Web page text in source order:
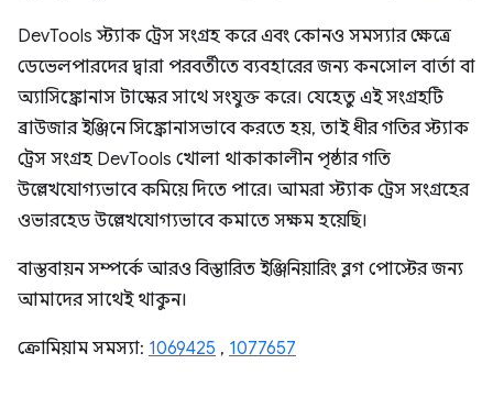
DevTools স্ট্যাক ট্রেস সংগ্রহ করে এবং কোনও সমস্যার ক্ষেত্রে
ডেভেলপারদের দ্বারা পরবর্তীতে ব্যবহারের জন্য কনসোল বার্তা বা
অ্যাসিঙ্ক্রোনাস টাস্কের সাথে সংযুক্ত করে। যেহেতু এই সংগ্রহটি
ব্রাউজার ইঞ্জিনে সিঙ্ক্রোনাসভাবে করতে হয়, তাই ধীর গতির স্ট্যাক
ট্রেস সংগ্রহ DevTools খোলা থাকাকালীন পৃষ্ঠার গতি
উল্লেখযোগ্যভাবে কমিয়ে দিতে পারে। আমরা স্ট্যাক ট্রেস সংগ্রহের
ওভারহেড উল্লেখযোগ্যভাবে কমাতে সক্ষম হয়েছি।
বাস্তবায়ন সম্পর্কে আরও বিস্তারিত ইঞ্জিনিয়ারিং ব্লগ পোস্টের জন্য
আমাদের সাথেই থাকুন।
ক্রোমিয়াম সমস্যা: 1069425 , 1077657